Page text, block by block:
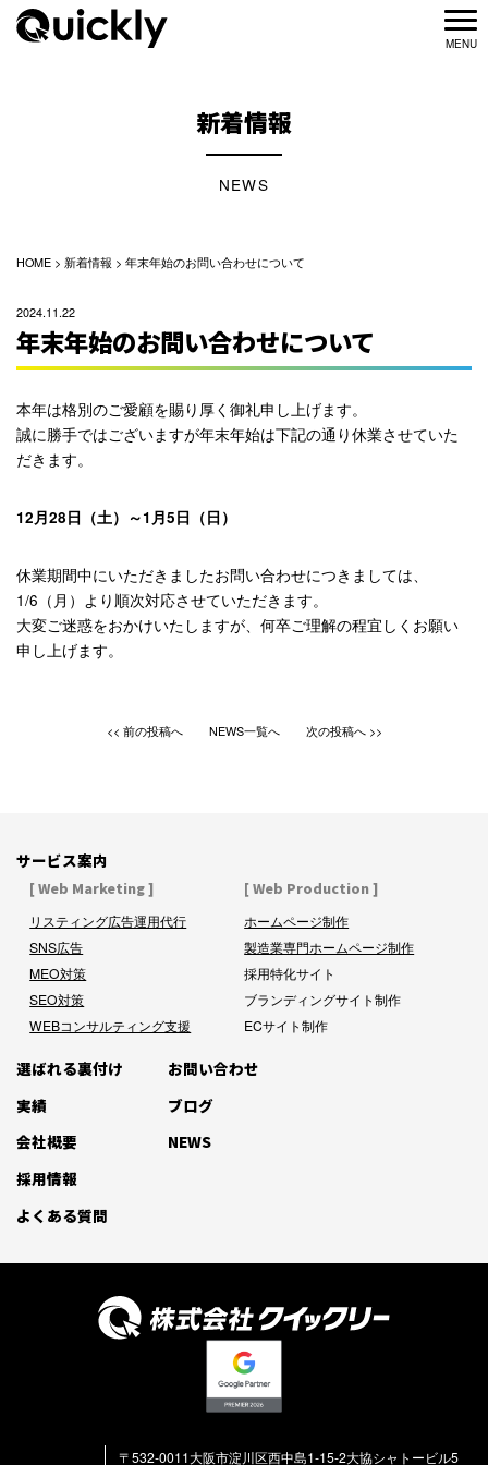
新着情報
NEWS
HOME > 新着情報 > 年末年始のお問い合わせについて
2024.11.22
年末年始のお問い合わせについて
本年は格別のご愛顧を賜り厚く御礼申し上げます。
誠に勝手ではございますが年末年始は下記の通り休業させていた
だきます。
12月28日（土）～1月5日（日）
休業期間中にいただきましたお問い合わせにつきましては、
1/6（月）より順次対応させていただきます。
大変ご迷惑をおかけいたしますが、何卒ご理解の程宜しくお願い
申し上げます。
前の投稿へ NEWS一覧へ 次の投稿へ
サービス案内
[ Web Marketing ]
リスティング広告運用代行
SNS広告
MEO対策
SEO対策
WEBコンサルティング支援
[ Web Production ]
ホームページ制作
製造業専門ホームページ制作
採用特化サイト
ブランディングサイト制作
ECサイト制作
選ばれる裏付け
実績
会社概要
採用情報
よくある質問
お問い合わせ
ブログ
NEWS
〒532-0011大阪市淀川区西中島1-15-2大協シャトービル5